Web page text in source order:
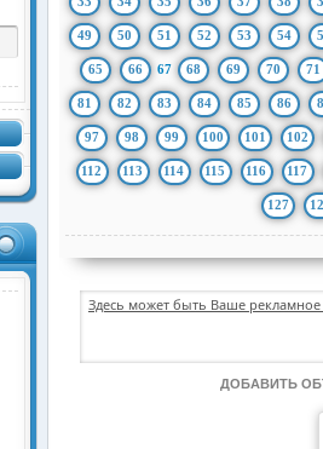
49 50 51 52 53 54
65 66 67 68 69 70 71
81 82 83 84 85 86
97 98 99 100 101 102
112 113 114 115 116 117
127
Здесь может быть Ваше
ДОБАВИТЬ